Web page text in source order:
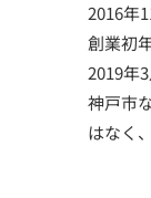
2016年
創業初
2019年
神戸市
はなく